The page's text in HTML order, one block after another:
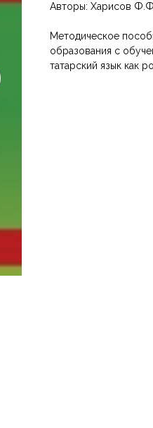
Авторы: Харисов
Методическое
образования с
татарский язык как